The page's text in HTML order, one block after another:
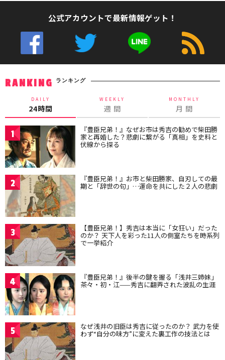
公式アカウントで最新情報ゲット！
RANKING ランキング
DAILY
24時間
WEEKLY
週 間
MONTHLY
月 間
1 『豊臣兄弟！』なぜお市は秀吉の勧めで柴田勝
家と再婚した？悲劇に繋がる「真相」を史料と
伏線から探る
2 『豊臣兄弟！』お市と柴田勝家、自刃しての最
期と「辞世の句」…運命を共にした２人の悲劇
3 【豊臣兄弟！】秀吉は本当に「女狂い」だった
のか？ 天下人を彩った11人の側室たちを時系列
で一挙紹介
4 『豊臣兄弟！』後半の鍵を握る「浅井三姉妹」
茶々・初・江——秀吉に翻弄された波乱の生涯
5 なぜ浅井の旧臣は秀吉に従ったのか？ 武力を使
わず“自分の味方”に変えた裏工作の技法とは